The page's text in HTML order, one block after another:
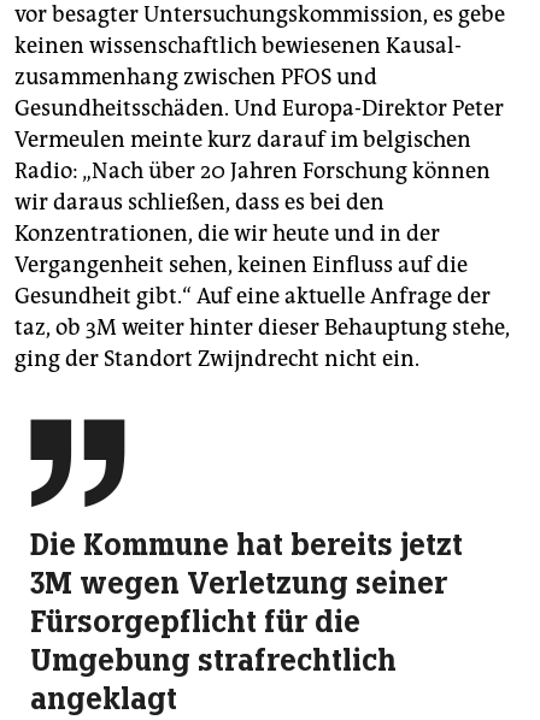
vor besagter Untersuchungskommission, es gebe
keinen wissenschaftlich bewiesenen Kausal­
zusammenhang zwischen PFOS und
Gesundheitsschäden. Und Europa-Direktor Peter
Vermeulen meinte kurz darauf im belgischen
Radio: „Nach über 20 Jahren Forschung können
wir daraus schließen, dass es bei den
Konzentrationen, die wir heute und in der
Vergangenheit sehen, keinen Einfluss auf die
Gesundheit gibt.“ Auf eine aktuelle Anfrage der
taz, ob 3M weiter hinter dieser Behauptung stehe,
ging der Standort Zwijndrecht nicht ein.

Die Kommune hat bereits jetzt
3M wegen Verletzung seiner
Fürsorgepflicht für die
Umgebung strafrechtlich
angeklagt